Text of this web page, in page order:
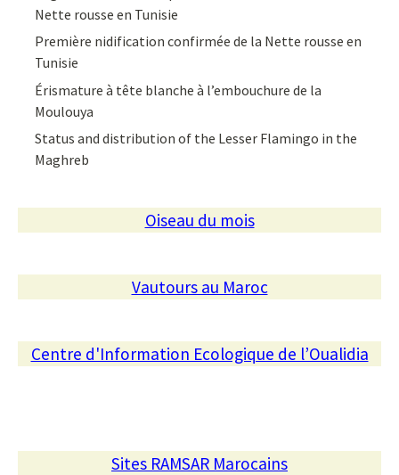
Nette rousse en Tunisie
Première nidification confirmée de la Nette rousse en
Tunisie
Érismature à tête blanche à l’embouchure de la
Moulouya
Status and distribution of the Lesser Flamingo in the
Maghreb
Oiseau du mois
Vautours au Maroc
Centre d'Information Ecologique de l’Oualidia
Sites RAMSAR Marocains